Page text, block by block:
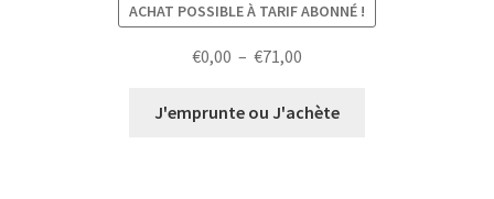
ACHAT POSSIBLE À TARIF ABONNÉ !
€0,00 – €71,00
prix :
J'emprunte ou J'achète